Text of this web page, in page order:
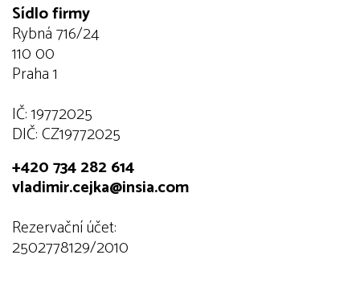
Sídlo firmy
Rybná 716/24
110 00
Praha 1
IČ: 19772025
DIČ: CZ19772025
+420 734 282 614
vladimir.cejka@insia.com
Rezervační účet:
2502778129/2010